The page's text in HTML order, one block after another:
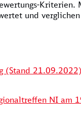
Kriterien.
und
(Stand 21.09.2022)
NI am